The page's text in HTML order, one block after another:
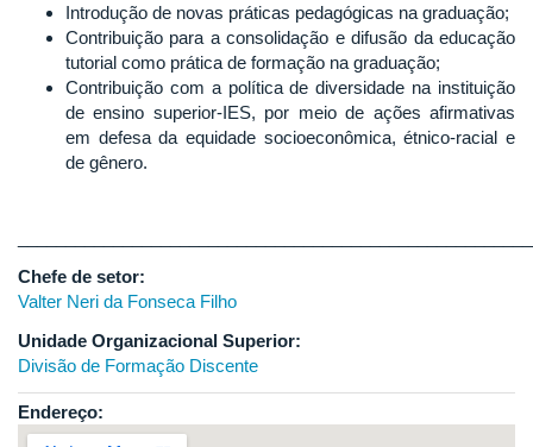
Introdução de novas práticas pedagógicas na graduação;
Contribuição para a consolidação e difusão da educação
tutorial como prática de formação na graduação;
Contribuição com a política de diversidade na instituição
de ensino superior-IES, por meio de ações afirmativas
em defesa da equidade socioeconômica, étnico-racial e
de gênero.
Chefe de setor:
Valter Neri da Fonseca Filho
Unidade Organizacional Superior:
Divisão de Formação Discente
Endereço: